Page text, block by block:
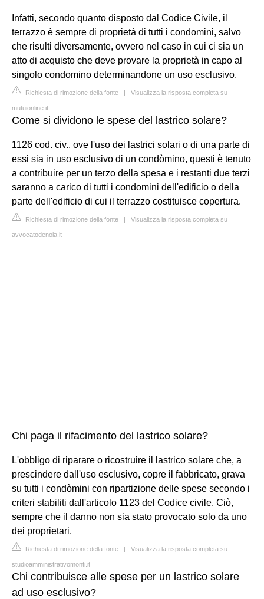
Infatti, secondo quanto disposto dal Codice Civile, il
terrazzo è sempre di proprietà di tutti i condomini, salvo
che risulti diversamente, ovvero nel caso in cui ci sia un
atto di acquisto che deve provare la proprietà in capo al
singolo condomino determinandone un uso esclusivo.
Richiesta di rimozione della fonte | Visualizza la risposta completa su
mutuionline.it
Come si dividono le spese del lastrico solare?
1126 cod. civ., ove l'uso dei lastrici solari o di una parte di
essi sia in uso esclusivo di un condòmino, questi è tenuto
a contribuire per un terzo della spesa e i restanti due terzi
saranno a carico di tutti i condomini dell'edificio o della
parte dell'edificio di cui il terrazzo costituisce copertura.
Richiesta di rimozione della fonte | Visualizza la risposta completa su
avvocatodenoia.it
Chi paga il rifacimento del lastrico solare?
L'obbligo di riparare o ricostruire il lastrico solare che, a
prescindere dall'uso esclusivo, copre il fabbricato, grava
su tutti i condòmini con ripartizione delle spese secondo i
criteri stabiliti dall'articolo 1123 del Codice civile. Ciò,
sempre che il danno non sia stato provocato solo da uno
dei proprietari.
Richiesta di rimozione della fonte | Visualizza la risposta completa su
studioamministrativomonti.it
Chi contribuisce alle spese per un lastrico solare
ad uso esclusivo?